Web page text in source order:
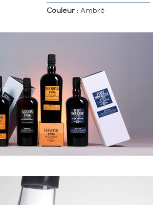
Couleur : Ambré